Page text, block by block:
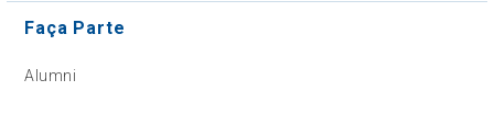
Faça Parte
Alumni